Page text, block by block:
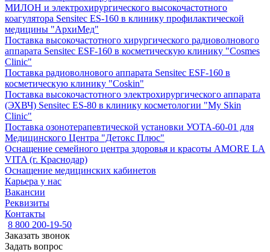
МИЛОН и электрохирургического высокочастотного
коагулятора Sensitec ES-160 в клинику профилактической
медицины "АрхиМед"
Поставка высокочастотного хирургического радиоволнового
аппарата Sensitec ESF-160 в косметическую клинику "Cosmes
Clinic"
Поставка радиоволнового аппарата Sensitec ESF-160 в
косметическую клинику "Coskin"
Поставка высокочастотного электрохирургического аппарата
(ЭХВЧ) Sensitec ES-80 в клинику косметологии "My Skin
Clinic"
Поставка озонотерапевтической установки УОТА-60-01 для
Медицинского Центра "Детокс Плюс"
Оснащение семейного центра здоровья и красоты AMORE LA
VITA (г. Краснодар)
Оснащение медицинских кабинетов
Карьера у нас
Вакансии
Реквизиты
Контакты
8 800 200-19-50
Заказать звонок
Задать вопрос